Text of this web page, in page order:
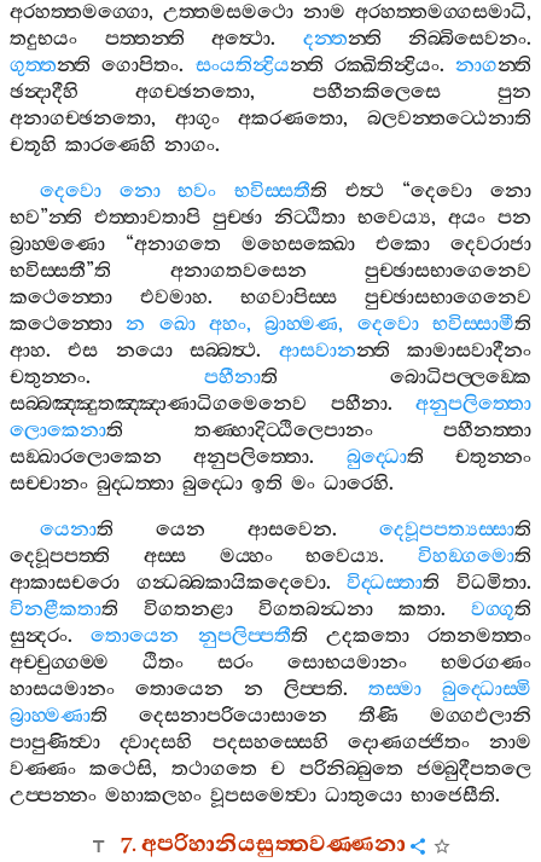
අරහත‍්තමග‍්ගො, උත‍්තමසමථො නාම අරහත‍්තමග‍්ගසමාධි,
තදුභයං
පත‍්තන‍්ති අත්‍ථො. දන‍්තන‍්ති නිබ‍්බිසෙවනං.
ගුත‍්තන‍්ති ගොපිතං. සංයතින්‍ද්‍රියන‍්ති රක‍්ඛිතින්‍ද්‍රියං. නාගන‍්ති
ඡන්‍දාදීහි
අගච‍්ඡනතො, පහීනකිලෙසෙ
පුන
අනාගච‍්ඡනතො, ආගුං අකරණතො,බලවන‍්තට‍්ඨෙනාති
චතූහි කාරණෙහි නාගං.
දෙවො
නො භවං භවිස‍්සතීති එත්‍ථ “දෙවො
නො
භව”න‍්ති එත‍්තාවතාපි පුච‍්ඡා නිට‍්ඨිතා භවෙය්‍ය, අයං පන
බ්‍රාහ‍්මණො “අනාගතෙ මහෙසක‍්ඛො එකො
දෙවරාජා
භවිස‍්සතී”ති අනාගතවසෙන
පුච‍්ඡාසභාගෙනෙව
කථෙන‍්තො
එවමාහ. භගවාපිස‍්ස
පුච‍්ඡාසභාගෙනෙව
කථෙන‍්තො න ඛො අහං,බ්‍රාහ‍්මණ, දෙවො භවිස‍්සාමීති
ආහ.එස නයො සබ‍්බත්‍ථ. ආසවානන‍්ති
කාමාසවාදීනං
චතුන‍්නං. පහීනාති
බොධිපල‍්ලඞ‍්කෙ
සබ‍්බඤ‍්ඤුතඤ‍්ඤාණාධිගමෙනෙව
පහීනා. අනුපලිත‍්තො
ලොකෙනාති තණ‍්හාදිට‍්ඨිලෙපානං
පහීනත‍්තා
සඞ‍්ඛාරලොකෙන
අනුපලිත‍්තො. බුද‍්ධොති
චතුන‍්නං
සච‍්චානං බුද‍්ධත‍්තා බුද‍්ධො ඉති මං ධාරෙහි.
යෙනාති යෙන ආසවෙන. දෙවූපපත්‍යස‍්සාති
දෙවූපපත‍්ති
අස‍්ස මය‍්හං භවෙය්‍ය. විහඞ‍්ගමොති
ආකාසචරො
ගන්‍ධබ‍්බකායිකදෙවො.විද‍්ධස‍්තාති විධමිතා.
විනළීකතාති විගතනළා විගතබන්‍ධනා කතා. වග‍්ගූති
සුන්‍දරං.තොයෙන නුපලිප‍්පතීති උදකතො
රතනමත‍්තං
අච‍්චුග‍්ගම‍්ම
ඨිතං සරං සොභයමානං
භමරගණං
හාසයමානං
තොයෙන න ලිප‍්පති. තස‍්මා
බුද‍්ධොස‍්මි
බ්‍රාහ‍්මණාති දෙසනාපරියොසානෙ තීණි
මග‍්ගඵලානි
පාපුණිත්‍වා
ද‍්වාදසහි පදසහස‍්සෙහි දොණගජ‍්ජිතං
නාම
වණ‍්ණං
කථෙසි, තථාගතෙ ච පරිනිබ‍්බුතෙ
ජම‍්බුදීපතලෙ
උප‍්පන‍්නං මහාකලහං වූපසමෙත්‍වා ධාතුයො භාජෙසීති.
7.අපරිහානියසුත‍්තවණ‍්ණනා